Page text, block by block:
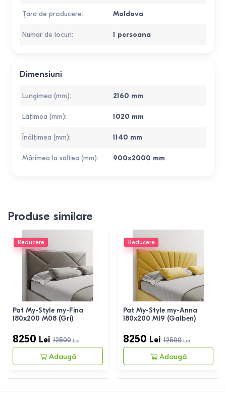
Țara de producere: Moldova
Numar de locuri: 1 persoana
Dimensiuni
Lungimea (mm): 2160 mm
Lățimea (mm): 1020 mm
Înălțimea (mm): 1140 mm
Mărimea la saltea (mm): 900x2000 mm
Produse similare
Reducere
Pat My-Style my-Fina
180x200 M08 (Gri)
8250 Lei 12500Lei
Adaugă
Reducere
Pat My-Style my-Anna
180x200 M19 (Galben)
8250 Lei 12500Lei
Adaugă